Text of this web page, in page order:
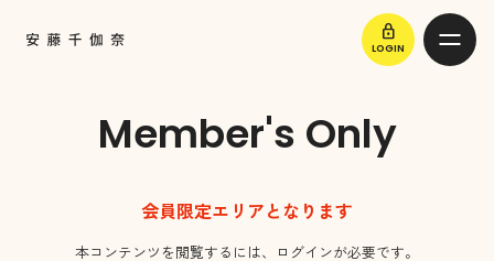
lock
LOGIN
Member's Only
会員限定エリアとなります
本コンテンツを閲覧するには、ログインが必要です。